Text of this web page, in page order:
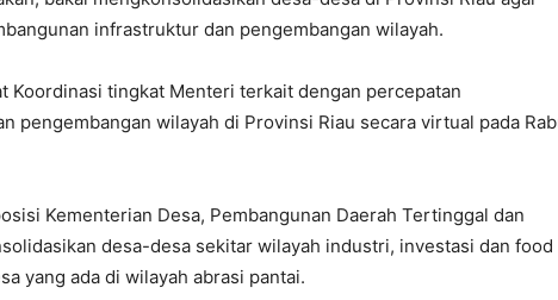
infrastruktur dan pengembangan wilayah.
Koordinasi tingkat Menteri terkait dengan percepatan
pengembangan wilayah di Provinsi Riau secara virtual pada
Kementerian Desa, Pembangunan Daerah Tertinggal dan
desa-desa sekitar wilayah industri, investasi dan food
yang ada di wilayah abrasi pantai.